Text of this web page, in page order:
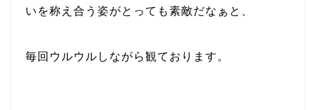
いを称え合う姿がとっても素敵だなぁと、
毎回ウルウルしながら観ております。